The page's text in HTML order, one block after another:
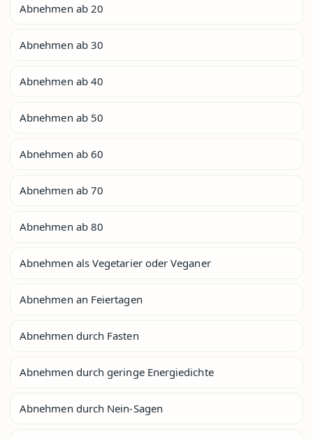
Abnehmen ab 20
Abnehmen ab 30
Abnehmen ab 40
Abnehmen ab 50
Abnehmen ab 60
Abnehmen ab 70
Abnehmen ab 80
Abnehmen als Vegetarier oder Veganer
Abnehmen an Feiertagen
Abnehmen durch Fasten
Abnehmen durch geringe Energiedichte
Abnehmen durch Nein-Sagen